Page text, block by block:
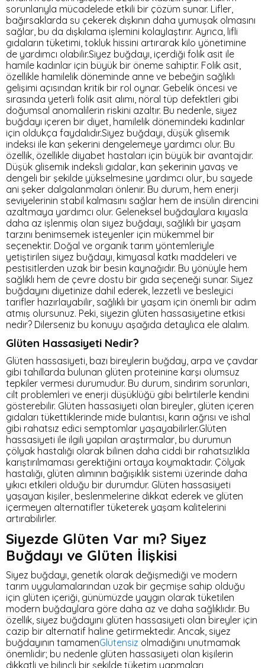
sorunlarıyla mücadelede etkili bir çözüm sunar. Lifler,
bağırsaklarda su çekerek dışkının daha yumuşak olmasını
sağlar, bu da dışkılama işlemini kolaylaştırır. Ayrıca, lifli
gıdaların tüketimi, tokluk hissini artırarak kilo yönetimine
de yardımcı olabilir.Siyez buğdayı, içerdiği folik asit ile
hamile kadınlar için büyük bir öneme sahiptir. Folik asit,
özellikle hamilelik döneminde anne ve bebeğin sağlıklı
gelişimi açısından kritik bir rol oynar. Gebelik öncesi ve
sırasında yeterli folik asit alımı, nöral tüp defektleri gibi
doğumsal anomalilerin riskini azaltır. Bu nedenle, siyez
buğdayı içeren bir diyet, hamilelik dönemindeki kadınlar
için oldukça faydalıdır.Siyez buğdayı, düşük glisemik
indeksi ile kan şekerini dengelemeye yardımcı olur. Bu
özellik, özellikle diyabet hastaları için büyük bir avantajdır.
Düşük glisemik indeksli gıdalar, kan şekerinin yavaş ve
dengeli bir şekilde yükselmesine yardımcı olur, bu sayede
ani şeker dalgalanmaları önlenir. Bu durum, hem enerji
seviyelerinin stabil kalmasını sağlar hem de insülin direncini
azaltmaya yardımcı olur. Geleneksel buğdaylara kıyasla
daha az işlenmiş olan siyez buğdayı, sağlıklı bir yaşam
tarzını benimsemek isteyenler için mükemmel bir
seçenektir. Doğal ve organik tarım yöntemleriyle
yetiştirilen siyez buğdayı, kimyasal katkı maddeleri ve
pestisitlerden uzak bir besin kaynağıdır. Bu yönüyle hem
sağlıklı hem de çevre dostu bir gıda seçeneği sunar. Siyez
buğdayını diyetinize dahil ederek, lezzetli ve besleyici
tarifler hazırlayabilir, sağlıklı bir yaşam için önemli bir adım
atmış olursunuz. Peki, siyezin glüten hassasiyetine etkisi
nedir? Dilerseniz bu konuyu aşağıda detaylıca ele alalım.
Glüten Hassasiyeti Nedir?
Glüten hassasiyeti, bazı bireylerin buğday, arpa ve çavdar
gibi tahıllarda bulunan glüten proteinine karşı olumsuz
tepkiler vermesi durumudur. Bu durum, sindirim sorunları,
cilt problemleri ve enerji düşüklüğü gibi belirtilerle kendini
gösterebilir. Glüten hassasiyeti olan bireyler, glüten içeren
gıdaları tükettiklerinde mide bulantısı, karın ağrısı ve ishal
gibi rahatsız edici semptomlar yaşayabilirler.Glüten
hassasiyeti ile ilgili yapılan araştırmalar, bu durumun
çölyak hastalığı olarak bilinen daha ciddi bir rahatsızlıkla
karıştırılmaması gerektiğini ortaya koymaktadır. Çölyak
hastalığı, glüten alımının bağışıklık sistemi üzerinde daha
yıkıcı etkileri olduğu bir durumdur. Glüten hassasiyeti
yaşayan kişiler, beslenmelerine dikkat ederek ve glüten
içermeyen alternatifler tüketerek yaşam kalitelerini
artırabilirler.
Siyezde Glüten Var mı? Siyez
Buğdayı ve Glüten İlişkisi
Siyez buğdayı, genetik olarak değişmediği ve modern
tarım uygulamalarından uzak bir geçmişe sahip olduğu
için glüten içeriği, günümüzde yaygın olarak tüketilen
modern buğdaylara göre daha az ve daha sağlıklıdır. Bu
özellik, siyez buğdayını glüten hassasiyeti olan bireyler için
cazip bir alternatif haline getirmektedir. Ancak, siyez
buğdayının tamamenGlütensiz olmadığını unutmamak
önemlidir; bu nedenle glüten hassasiyeti olan kişilerin
dikkatli ve bilinçli bir şekilde tüketim yapmaları